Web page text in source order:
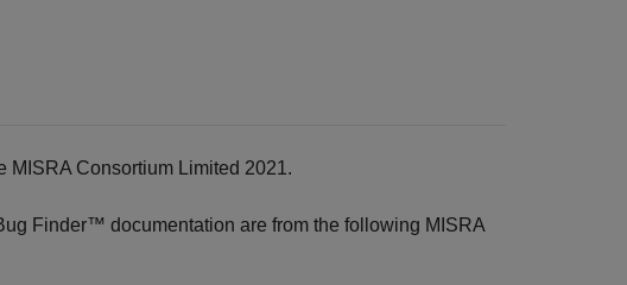
Consortium Limited 2021.
Finder™ documentation are from the following MISRA